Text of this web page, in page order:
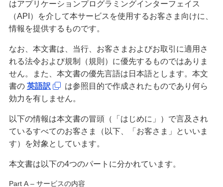
相続・保険
学ぶ・考える
お客さまサポート
困ったときは・よくあるご質問
はアプリケーションプログラミングインターフェイス
（API）を介して本サービスを使用するお客さま向けに、
情報を提供するものです。
なお、本文書は、当行、お客さまおよびお取引に適用さ
れる法令および規制（規則）に優先するものではありま
せん。また、本文書の優先言語は日本語とします。本文
書の 英語訳
は参照目的で作成されたものであり何ら
効力を有しません。
以下の情報は本文書の冒頭（「はじめに」）で言及され
ているすべてのお客さま（以下、「お客さま」といいま
す）を対象としています。
本文書は以下の4つのパートに分かれています。
Part A – サービスの内容